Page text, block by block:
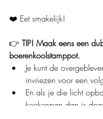
❤️ Eet smakelijk!
👉 TIP! Maak eens een
boerenkoolstamppot.
Je kunt de
invriezen voor een
En als je die licht
koekenpan dan is